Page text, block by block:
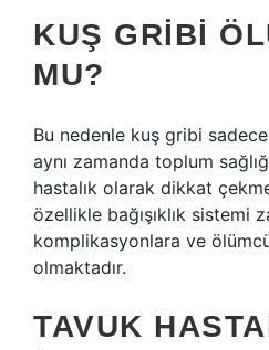
KUŞ GRIBI
MU?
Bu nedenle kuş gribi sadece
aynı zamanda toplum
hastalık olarak dikkat
özellikle bağışıklık sistemi
komplikasyonlara ve
olmaktadır.
TAVUK